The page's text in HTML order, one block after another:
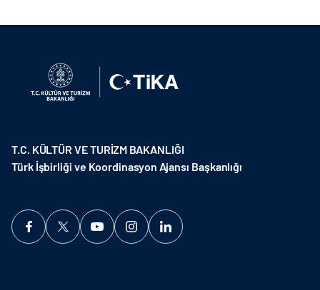
T.C. KÜLTÜR VE TURİZM BAKANLIĞI
Türk İşbirliği ve Koordinasyon Ajansı Başkanlığı